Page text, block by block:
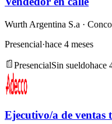
Wurth Argentina S.a ·
Presencial·hace 4 meses
PresencialSin sueldohace
Ejecutivo/a de ventas